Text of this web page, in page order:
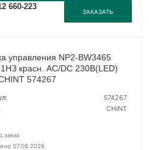
660-223
ЗАКАЗАТЬ
управления NP2-BW3465
красн. AC/DC 230В(LED)
574267
574267
CHINT
заказ
07.08.2026